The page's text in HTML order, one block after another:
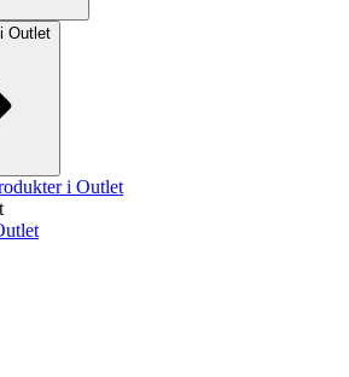
Outlet
i Outlet